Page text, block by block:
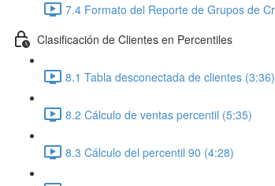
7.4 Formato del Reporte de Grupos de
Clasificación de Clientes en Percentiles
8.1 Tabla desconectada de clientes (3:36)
8.2 Cálculo de ventas percentil (5:35)
8.3 Cálculo del percentil 90 (4:28)